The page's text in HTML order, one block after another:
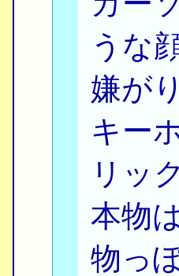
うな
嫌が
キー
リッ
本物
物っ